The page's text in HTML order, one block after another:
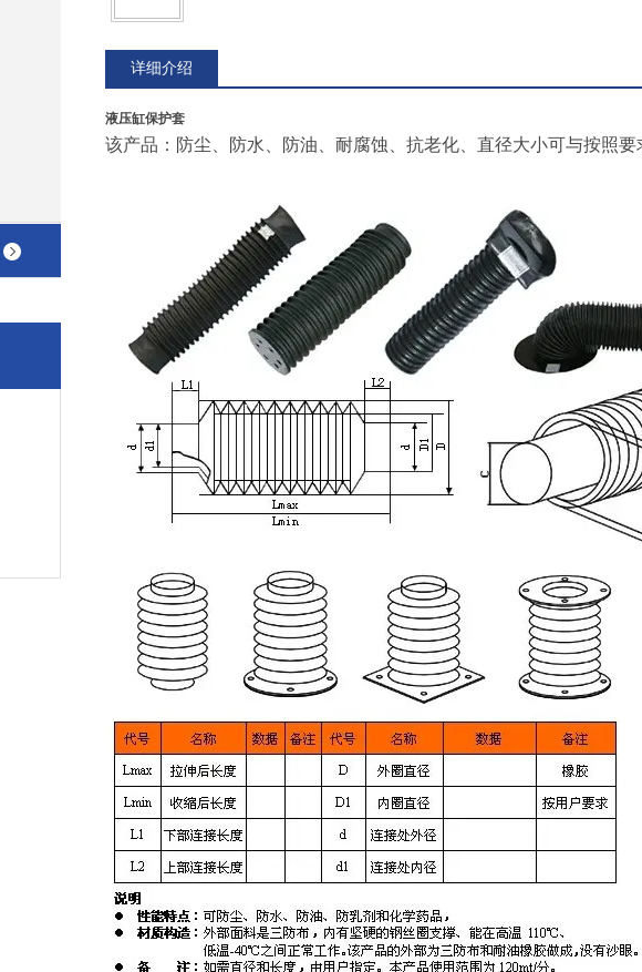
详细介绍
液压缸保护套
该产品：防尘、防水、防油、耐腐蚀、抗老化、直径大小可与按照要